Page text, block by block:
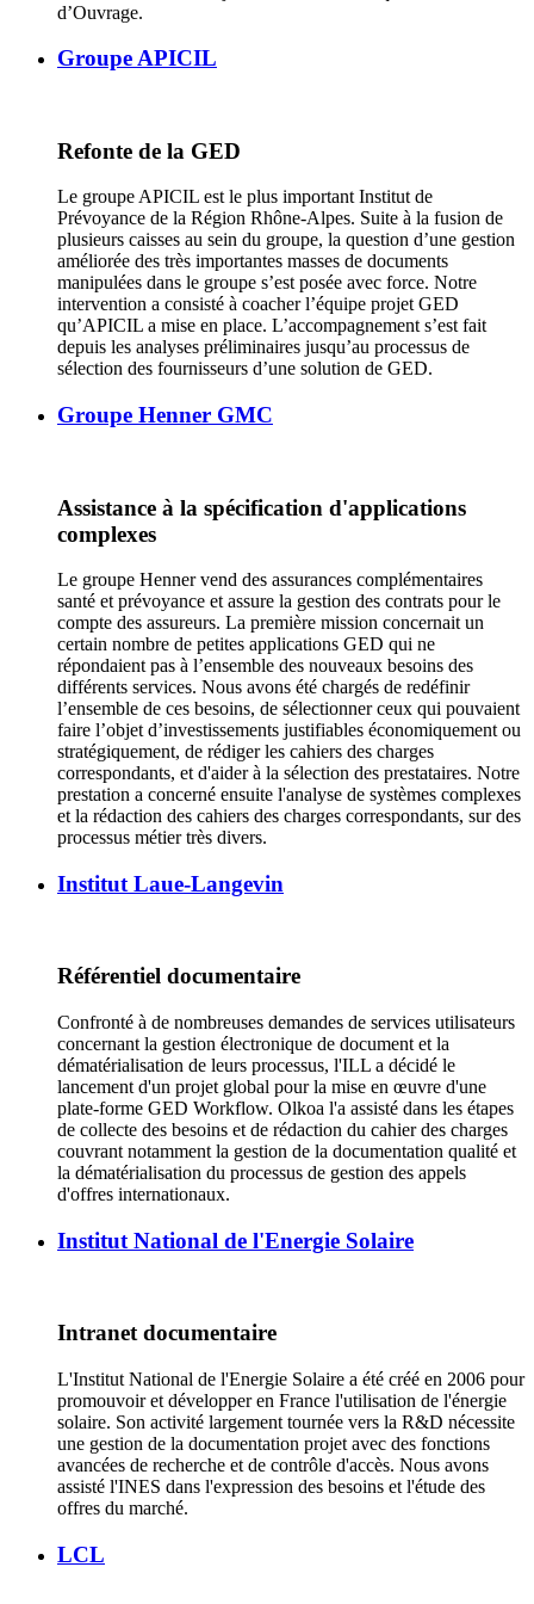
d’Ouvrage.
Groupe APICIL
Refonte de la GED
Le groupe APICIL est le plus important Institut de
Prévoyance de la Région Rhône-Alpes. Suite à la fusion de
plusieurs caisses au sein du groupe, la question d’une gestion
améliorée des très importantes masses de documents
manipulées dans le groupe s’est posée avec force. Notre
intervention a consisté à coacher l’équipe projet GED
qu’APICIL a mise en place. L’accompagnement s’est fait
depuis les analyses préliminaires jusqu’au processus de
sélection des fournisseurs d’une solution de GED.
Groupe Henner GMC
Assistance à la spécification d'applications
complexes
Le groupe Henner vend des assurances complémentaires
santé et prévoyance et assure la gestion des contrats pour le
compte des assureurs. La première mission concernait un
certain nombre de petites applications GED qui ne
répondaient pas à l’ensemble des nouveaux besoins des
différents services. Nous avons été chargés de redéfinir
l’ensemble de ces besoins, de sélectionner ceux qui pouvaient
faire l’objet d’investissements justifiables économiquement ou
stratégiquement, de rédiger les cahiers des charges
correspondants, et d'aider à la sélection des prestataires. Notre
prestation a concerné ensuite l'analyse de systèmes complexes
et la rédaction des cahiers des charges correspondants, sur des
processus métier très divers.
Institut Laue-Langevin
Référentiel documentaire
Confronté à de nombreuses demandes de services utilisateurs
concernant la gestion électronique de document et la
dématérialisation de leurs processus, l'ILL a décidé le
lancement d'un projet global pour la mise en œuvre d'une
plate-forme GED Workflow. Olkoa l'a assisté dans les étapes
de collecte des besoins et de rédaction du cahier des charges
couvrant notamment la gestion de la documentation qualité et
la dématérialisation du processus de gestion des appels
d'offres internationaux.
Institut National de l'Energie Solaire
Intranet documentaire
L'Institut National de l'Energie Solaire a été créé en 2006 pour
promouvoir et développer en France l'utilisation de l'énergie
solaire. Son activité largement tournée vers la R&D nécessite
une gestion de la documentation projet avec des fonctions
avancées de recherche et de contrôle d'accès. Nous avons
assisté l'INES dans l'expression des besoins et l'étude des
offres du marché.
LCL